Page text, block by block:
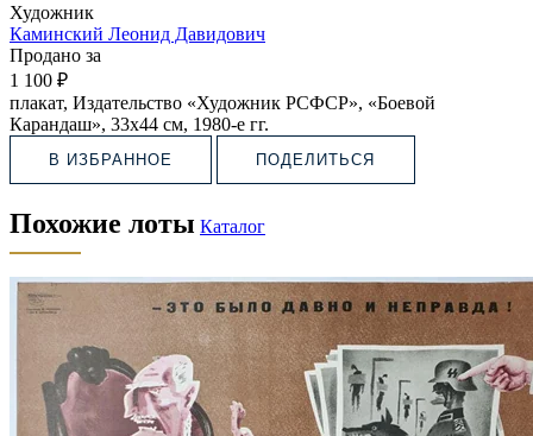
Художник
Каминский Леонид Давидович
Продано за
1 100 ₽
плакат, Издательство «Художник РСФСР», «Боевой
Карандаш», 33х44 см, 1980-е гг.
В ИЗБРАННОЕ ПОДЕЛИТЬСЯ
Похожие лоты Каталог